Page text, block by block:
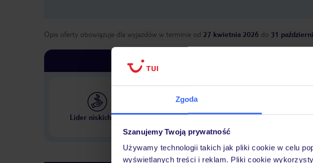
Zgoda
Szanujemy Twoją prywatność
Używamy technologii takich jak pliki cookie w celu
wyświetlanych treści i reklam. Pliki cookie
Opis oferty obowiązuje dla wyjazdów w terminie od 27 kwietnia 2026 do 31
Lider niskich cen
Największe biuro podróży
30 lat w Polsce